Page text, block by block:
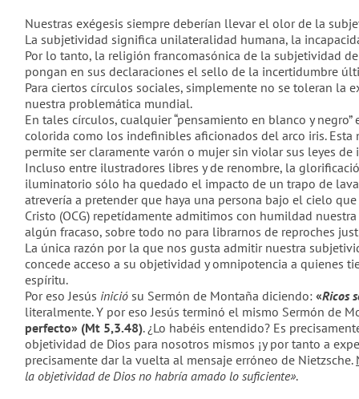
Nuestras exégesis siempre deberían llevar el olor de la
La subjetividad significa unilateralidad humana, la
Por lo tanto, la religión francomasónica de la subjetividad
pongan en sus declaraciones el sello de la incertidumbre
Para ciertos círculos sociales, simplemente no se toleran
nuestra problemática mundial.
En tales círculos, cualquier “pensamiento en blanco y
colorida como los indefinibles aficionados del arco iris.
permite ser claramente varón o mujer sin violar sus leyes de
Incluso entre ilustradores libres y de renombre, la
iluminatorio sólo ha quedado el impacto de un trapo de
atrevería a pretender que haya una persona bajo el cielo
Cristo (OCG) repetídamente admitimos con humildad
algún fracaso, sobre todo no para librarnos de reproches
La única razón por la que nos gusta admitir nuestra
concede acceso a su objetividad y omnipotencia a quienes
espíritu.
Por eso Jesús inició su Sermón de Montaña diciendo: «Ricos
literalmente. Y por eso Jesús terminó el mismo Sermón de
perfecto» (Mt 5,3.48). ¿Lo habéis entendido? Es
objetividad de Dios para nosotros mismos ¡y por tanto a
precisamente dar la vuelta al mensaje erróneo de Nietzsche.
la objetividad de Dios no habría amado lo suficiente».